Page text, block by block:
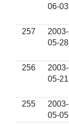
06-03
257
2003-
05-28
256
2003-
05-21
255
2003-
05-05